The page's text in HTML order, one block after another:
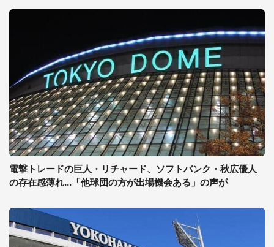
電撃トレードの巨人・リチャード、ソフトバンク・秋広優人
の存在感薄れ...「他球団の方が出場機会ある」の声が